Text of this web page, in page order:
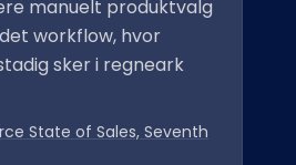
manuelt produktvalg
workflow, hvor
sker i regneark
State of Sales, Seventh